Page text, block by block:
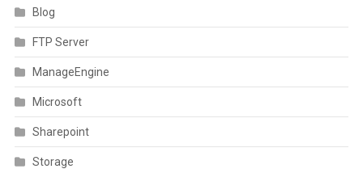
Blog
FTP Server
ManageEngine
Microsoft
Sharepoint
Storage